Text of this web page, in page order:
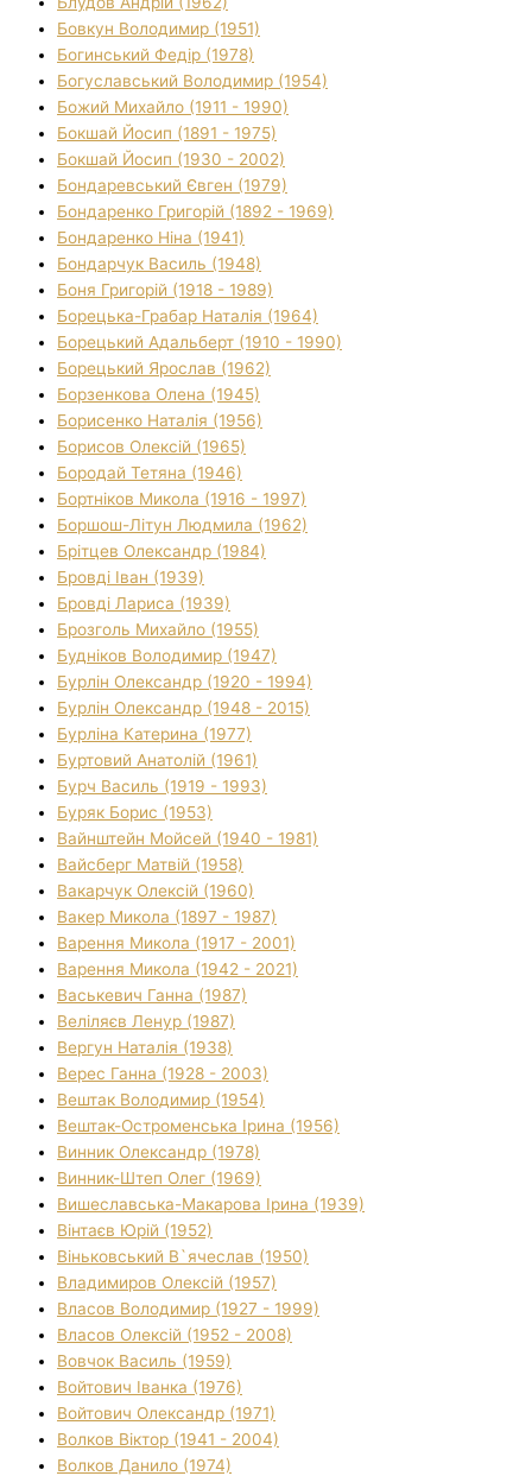
Бовкун Володимир (1951)
Богинський Федір (1978)
Богуславський Володимир (1954)
Божий Михайло (1911 - 1990)
Бокшай Йосип (1891 - 1975)
Бокшай Йосип (1930 - 2002)
Бондаревський Євген (1979)
Бондаренко Григорій (1892 - 1969)
Бондаренко Ніна (1941)
Бондарчук Василь (1948)
Боня Григорій (1918 - 1989)
Борецька-Грабар Наталія (1964)
Борецький Адальберт (1910 - 1990)
Борецький Ярослав (1962)
Борзенкова Олена (1945)
Борисенко Наталія (1956)
Борисов Олексій (1965)
Бородай Тетяна (1946)
Бортніков Микола (1916 - 1997)
Боршош-Літун Людмила (1962)
Брітцев Олександр (1984)
Бровді Іван (1939)
Бровді Лариса (1939)
Брозголь Михайло (1955)
Будніков Володимир (1947)
Бурлін Олександр (1920 - 1994)
Бурлін Олександр (1948 - 2015)
Бурліна Катерина (1977)
Буртовий Анатолій (1961)
Бурч Василь (1919 - 1993)
Буряк Борис (1953)
Вайнштейн Мойсей (1940 - 1981)
Вайсберг Матвій (1958)
Вакарчук Олексій (1960)
Вакер Микола (1897 - 1987)
Варення Микола (1917 - 2001)
Варення Микола (1942 - 2021)
Васькевич Ганна (1987)
Веліляєв Ленур (1987)
Вергун Наталія (1938)
Верес Ганна (1928 - 2003)
Вештак Володимир (1954)
Вештак-Остроменська Ірина (1956)
Винник Олександр (1978)
Винник-Штеп Олег (1969)
Вишеславська-Макарова Ірина (1939)
Вінтаєв Юрій (1952)
Віньковський В`ячеслав (1950)
Владимиров Олексій (1957)
Власов Володимир (1927 - 1999)
Власов Олексій (1952 - 2008)
Вовчок Василь (1959)
Войтович Іванка (1976)
Войтович Олександр (1971)
Волков Віктор (1941 - 2004)
Волков Данило (1974)